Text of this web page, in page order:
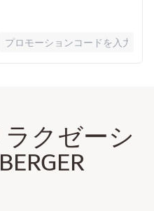
プロモーションコードを入力
クゼーシ